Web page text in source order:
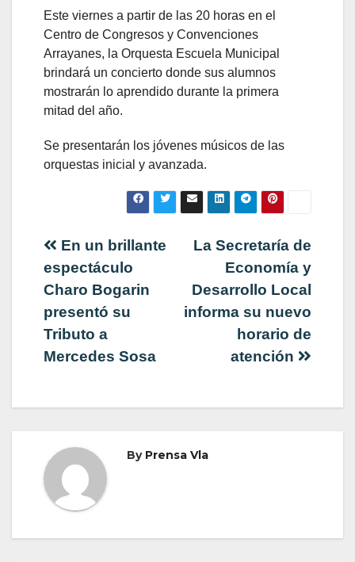
Este viernes a partir de las 20 horas en el
Centro de Congresos y Convenciones
Arrayanes, la Orquesta Escuela Municipal
brindará un concierto donde sus alumnos
mostrarán lo aprendido durante la primera
mitad del año.
Se presentarán los jóvenes músicos de las
orquestas inicial y avanzada.
Navegación
de
entradas
La Secretaría de
Economía y
Desarrollo Local
informa su nuevo
horario de
atención
En un brillante
espectáculo
Charo Bogarin
presentó su
Tributo a
Mercedes Sosa
By Prensa Vla